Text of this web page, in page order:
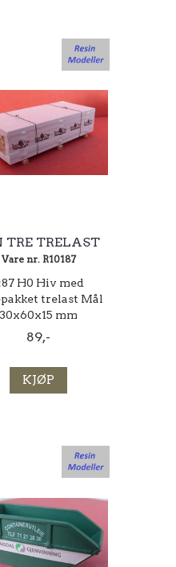
TRE TRELAST
Vare nr. R10187
H0 Hiv med
trelast Mål
30x60x15 mm
89,-
KJØP